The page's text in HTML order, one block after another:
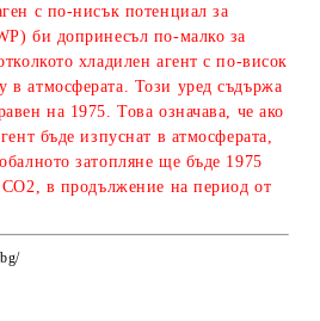
с по-нисък потенциал за
би допринесъл по-малко за
хладилен агент с по-висок
в атмосферата. Този уред съдържа
на 1975. Това означава, че ако
бъде изпуснат в атмосферата,
затопляне ще бъде 1975
в продължение на период от